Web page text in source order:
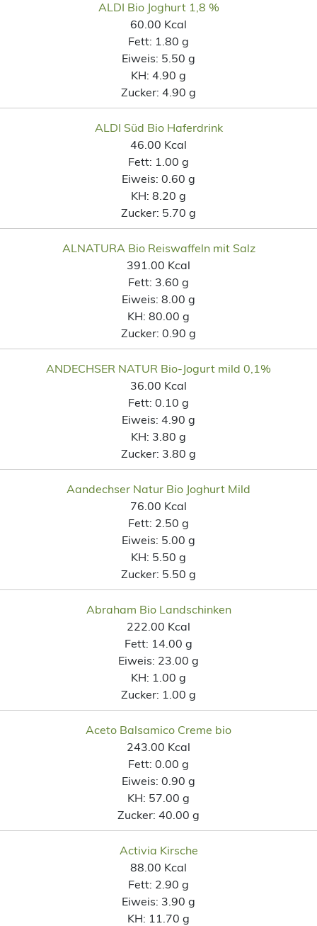
ALDI Bio Joghurt 1,8 %
60.00 Kcal
Fett: 1.80 g
Eiweis: 5.50 g
KH: 4.90 g
Zucker: 4.90 g
ALDI Süd Bio Haferdrink
46.00 Kcal
Fett: 1.00 g
Eiweis: 0.60 g
KH: 8.20 g
Zucker: 5.70 g
ALNATURA Bio Reiswaffeln mit Salz
391.00 Kcal
Fett: 3.60 g
Eiweis: 8.00 g
KH: 80.00 g
Zucker: 0.90 g
ANDECHSER NATUR Bio-Jogurt mild 0,1%
36.00 Kcal
Fett: 0.10 g
Eiweis: 4.90 g
KH: 3.80 g
Zucker: 3.80 g
Aandechser Natur Bio Joghurt Mild
76.00 Kcal
Fett: 2.50 g
Eiweis: 5.00 g
KH: 5.50 g
Zucker: 5.50 g
Abraham Bio Landschinken
222.00 Kcal
Fett: 14.00 g
Eiweis: 23.00 g
KH: 1.00 g
Zucker: 1.00 g
Aceto Balsamico Creme bio
243.00 Kcal
Fett: 0.00 g
Eiweis: 0.90 g
KH: 57.00 g
Zucker: 40.00 g
Activia Kirsche
88.00 Kcal
Fett: 2.90 g
Eiweis: 3.90 g
KH: 11.70 g